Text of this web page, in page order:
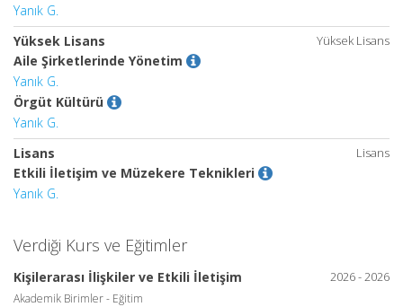
Yanık G.
Yüksek Lisans
Yüksek Lisans
Aile Şirketlerinde Yönetim
Yanık G.
Örgüt Kültürü
Yanık G.
Lisans
Lisans
Etkili İletişim ve Müzekere Teknikleri
Yanık G.
Verdiği Kurs ve Eğitimler
2026 - 2026
Kişilerarası İlişkiler ve Etkili İletişim
Akademik Birimler - Eğitim